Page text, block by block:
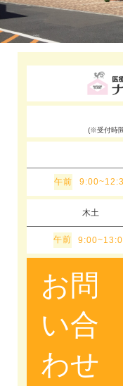
(※受付時
午前
木土
午前
お問
い合
わせ